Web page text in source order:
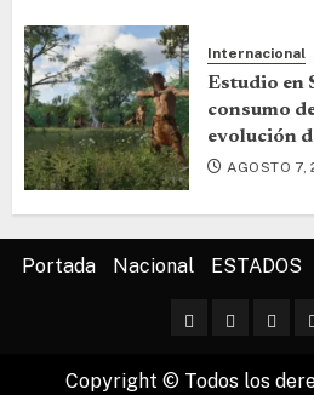
Internacional
Estudio en
consumo
evolución
AGOSTO 7,
Portada Nacional ESTADOS
Copyright © Todos los